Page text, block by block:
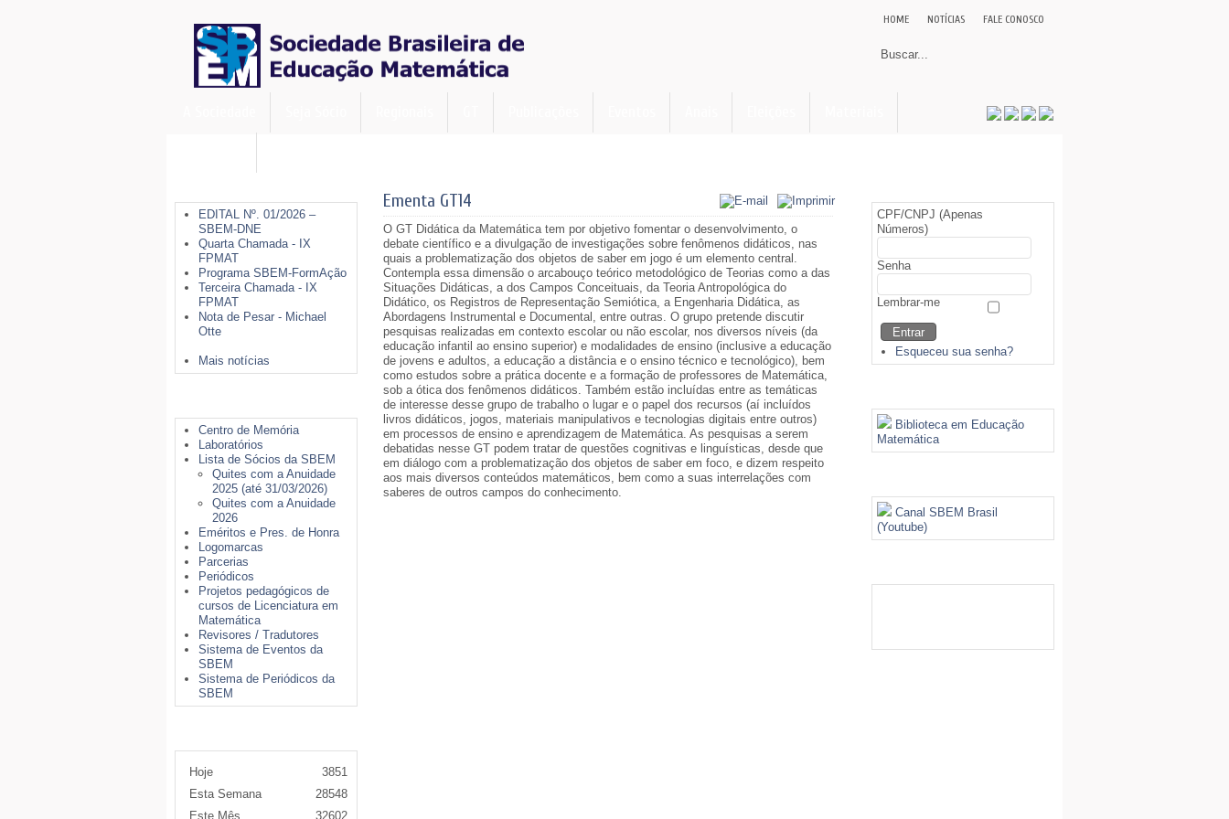
HOME NOTÍCIAS FALE CONOSCO
EDITAL Nº. 01/2026 –
SBEM-DNE
Quarta Chamada - IX
FPMAT
Programa SBEM-FormAção
Terceira Chamada - IX
FPMAT
Nota de Pesar - Michael
Otte
Mais notícias
Centro de Memória
Laboratórios
Lista de Sócios da SBEM
Quites com a Anuidade
2025 (até 31/03/2026)
Quites com a Anuidade
2026
Eméritos e Pres. de Honra
Logomarcas
Parcerias
Periódicos
Projetos pedagógicos de
cursos de Licenciatura em
Matemática
Revisores / Tradutores
Sistema de Eventos da
SBEM
Sistema de Periódicos da
SBEM
Hoje
Esta Semana
Este Mês
3851
28548
32602
Ementa GT14
O GT Didática da Matemática tem por objetivo fomentar o desenvolvimento, o
debate científico e a divulgação de investigações sobre fenômenos didáticos, nas
quais a problematização dos objetos de saber em jogo é um elemento central.
Contempla essa dimensão o arcabouço teórico metodológico de Teorias como a das
Situações Didáticas, a dos Campos Conceituais, da Teoria Antropológica do
Didático, os Registros de Representação Semiótica, a Engenharia Didática, as
Abordagens Instrumental e Documental, entre outras. O grupo pretende discutir
pesquisas realizadas em contexto escolar ou não escolar, nos diversos níveis (da
educação infantil ao ensino superior) e modalidades de ensino (inclusive a educação
de jovens e adultos, a educação a distância e o ensino técnico e tecnológico), bem
como estudos sobre a prática docente e a formação de professores de Matemática,
sob a ótica dos fenômenos didáticos. Também estão incluídas entre as temáticas
de interesse desse grupo de trabalho o lugar e o papel dos recursos (aí incluídos
livros didáticos, jogos, materiais manipulativos e tecnologias digitais entre outros)
em processos de ensino e aprendizagem de Matemática. As pesquisas a serem
debatidas nesse GT podem tratar de questões cognitivas e linguísticas, desde que
em diálogo com a problematização dos objetos de saber em foco, e dizem respeito
aos mais diversos conteúdos matemáticos, bem como a suas interrelações com
saberes de outros campos do conhecimento.
CPF/CNPJ (Apenas
Números)
Senha
Lembrar-me
Esqueceu sua senha?
Biblioteca em Educação
Matemática
Canal SBEM Brasil
(Youtube)